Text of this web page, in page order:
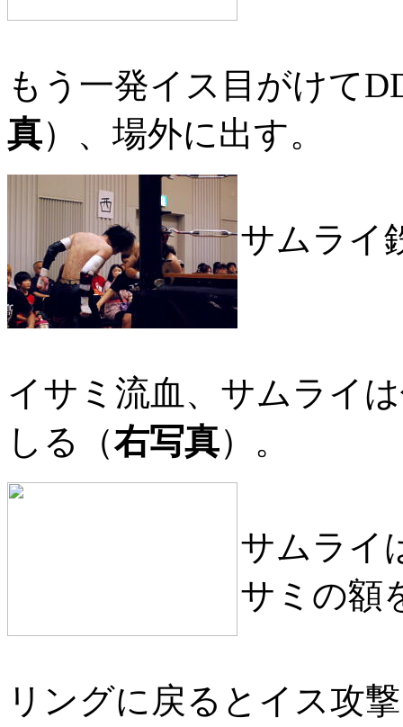
もう一発イス目がけて
真）、場外に出す。
サムライ
イサミ流血、サムライ
しる（右写真）。
サムライ
サミの額
リングに戻るとイス攻